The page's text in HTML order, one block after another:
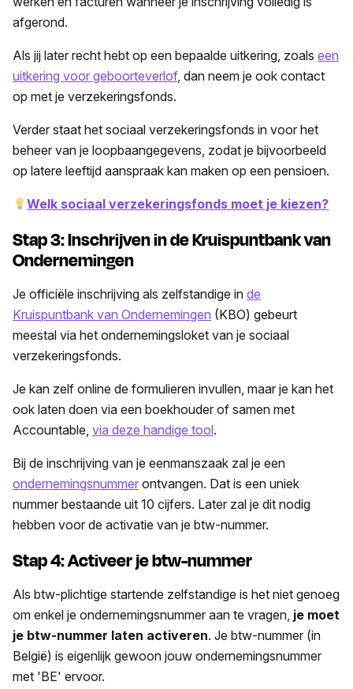
afgerond.
Als jij later recht hebt op een bepaalde uitkering, zoals een
uitkering voor geboorteverlof, dan neem je ook contact
op met je verzekeringsfonds.
Verder staat het sociaal verzekeringsfonds in voor het
beheer van je loopbaangegevens, zodat je bijvoorbeeld
op latere leeftijd aanspraak kan maken op een pensioen.
Welk sociaal verzekeringsfonds moet je kiezen?
Stap 3: Inschrijven in de Kruispuntbank van
Ondernemingen
Je officiële inschrijving als zelfstandige in de
Kruispuntbank van Ondernemingen (KBO) gebeurt
meestal via het ondernemingsloket van je sociaal
verzekeringsfonds.
Je kan zelf online de formulieren invullen, maar je kan het
ook laten doen via een boekhouder of samen met
Accountable, via deze handige tool.
Bij de inschrijving van je eenmanszaak zal je een
ondernemingsnummer ontvangen. Dat is een uniek
nummer bestaande uit 10 cijfers. Later zal je dit nodig
hebben voor de activatie van je btw-nummer.
Stap 4: Activeer je btw-nummer
Als btw-plichtige startende zelfstandige is het niet genoeg
om enkel je ondernemingsnummer aan te vragen, je moet
je btw-nummer laten activeren. Je btw-nummer (in
België) is eigenlijk gewoon jouw ondernemingsnummer
met 'BE' ervoor.